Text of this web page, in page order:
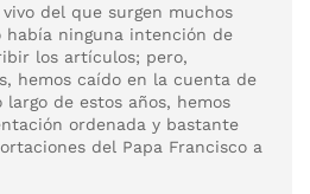
del que surgen muchos
había ninguna intención de
los artículos; pero,
hemos caído en la cuenta de
de estos años, hemos
ordenada y bastante
del Papa Francisco a